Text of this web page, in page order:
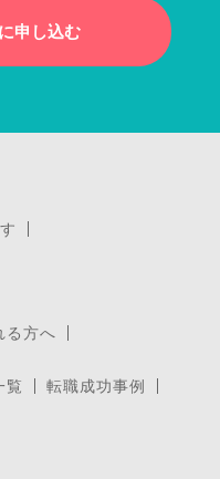
申し込む
る方へ
覧
転職成功事例